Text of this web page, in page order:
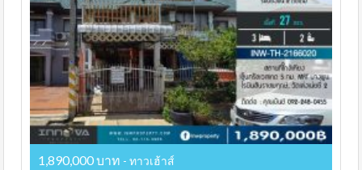
1,890,000 บาท - ทาวเฮ้าส์